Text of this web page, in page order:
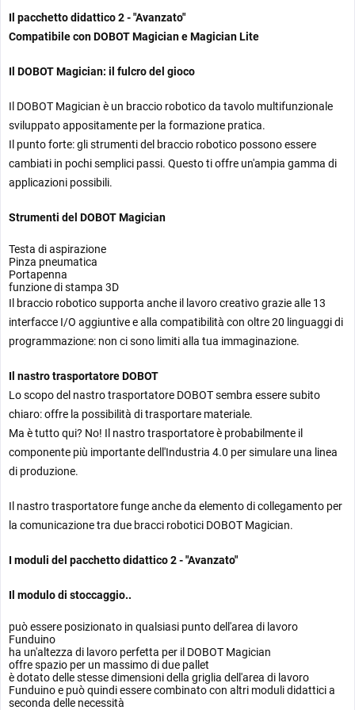
Il pacchetto didattico 2 - "Avanzato"
Compatibile con DOBOT Magician e Magician Lite
Il DOBOT Magician: il fulcro del gioco
Il DOBOT Magician è un braccio robotico da tavolo multifunzionale
sviluppato appositamente per la formazione pratica.
Il punto forte: gli strumenti del braccio robotico possono essere
cambiati in pochi semplici passi. Questo ti offre un'ampia gamma di
applicazioni possibili.
Strumenti del DOBOT Magician
Testa di aspirazione
Pinza pneumatica
Portapenna
funzione di stampa 3D
Il braccio robotico supporta anche il lavoro creativo grazie alle 13
interfacce I/O aggiuntive e alla compatibilità con oltre 20 linguaggi di
programmazione: non ci sono limiti alla tua immaginazione.
Il nastro trasportatore DOBOT
Lo scopo del nastro trasportatore DOBOT sembra essere subito
chiaro: offre la possibilità di trasportare materiale.
Ma è tutto qui? No! Il nastro trasportatore è probabilmente il
componente più importante dell'Industria 4.0 per simulare una linea
di produzione.
Il nastro trasportatore funge anche da elemento di collegamento per
la comunicazione tra due bracci robotici DOBOT Magician.
I moduli del pacchetto didattico 2 - "Avanzato"
Il modulo di stoccaggio..
può essere posizionato in qualsiasi punto dell'area di lavoro
Funduino
ha un'altezza di lavoro perfetta per il DOBOT Magician
offre spazio per un massimo di due pallet
è dotato delle stesse dimensioni della griglia dell'area di lavoro
Funduino e può quindi essere combinato con altri moduli didattici a
seconda delle necessità